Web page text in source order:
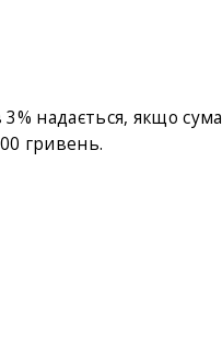
надається, якщо сума
гривень.